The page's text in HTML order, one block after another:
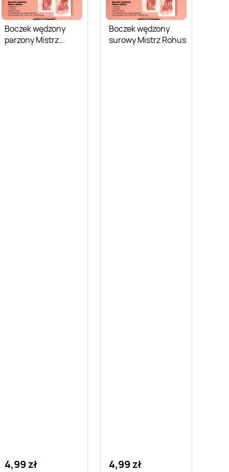
Boczek wędzony
parzony Mistrz
4,99 zł
Boczek wędzony
surowy Mistrz Rohus
4,99 zł